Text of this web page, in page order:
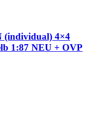
(individual) 4×4
1:87 NEU + OVP